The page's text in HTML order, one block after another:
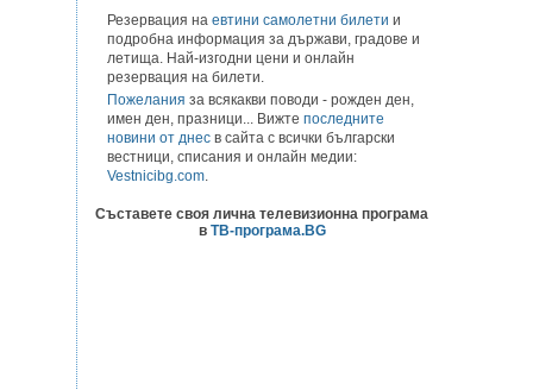
Резервация на евтини самолетни билети и
подробна информация за държави, градове и
летища. Най-изгодни цени и онлайн
резервация на билети.
Пожелания за всякакви поводи - рожден ден,
имен ден, празници... Вижте последните
новини от днес в сайта с всички български
вестници, списания и онлайн медии:
Vestnicibg.com.
Съставете своя лична телевизионна програма
в ТВ-програма.BG